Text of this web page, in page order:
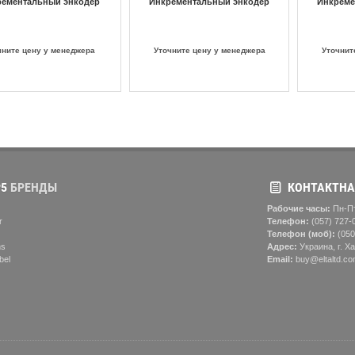
цену у менеджера Уточните цену у менеджера
БРЕНДЫ
Рабочие часы: Пн-
Телефон: (057) ‎727-
Телефон (моб):
Адрес: Украина, г.
Email: